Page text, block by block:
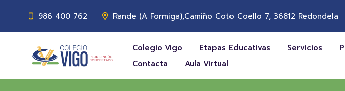
986 400 762 Rande (A Formiga),Camiño Coto Coello 7, 36812 Redondela
Colegio Vigo Etapas Educativas Servicios
Contacta
Aula Virtual